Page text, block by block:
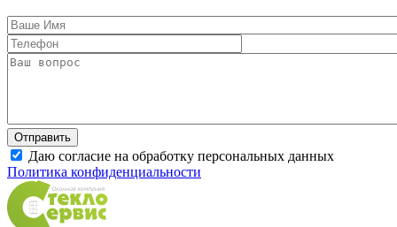
Даю согласие на обработку персональных данных
Политика конфиденциальности